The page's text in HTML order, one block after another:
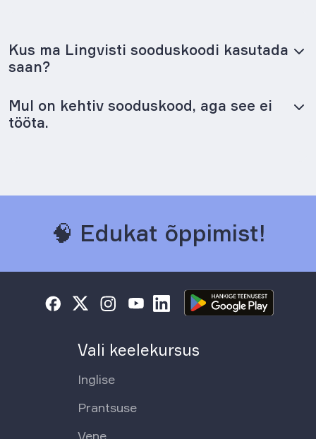
Kus ma Lingvisti sooduskoodi kasutada
saan?
Mul on kehtiv sooduskood, aga see ei
tööta.
🧠 Edukat õppimist!
Vali keelekursus
Inglise
Prantsuse
Vene